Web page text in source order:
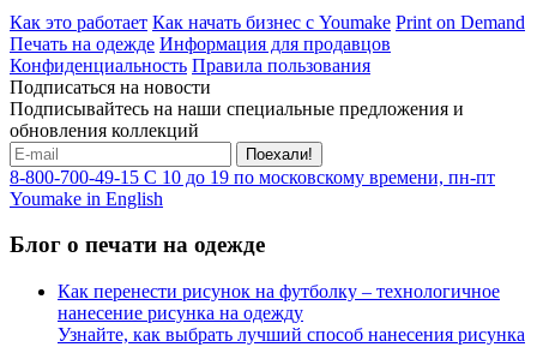
Как это работает Как начать бизнес с Youmake Print on Demand
Печать на одежде Информация для продавцов
Конфиденциальность Правила пользования
Подписаться на новости
Подписывайтесь на наши специальные предложения и
обновления коллекций
Поехали!
8-800-700-49-15 С 10 до 19 по московскому времени, пн-пт
Youmake in English
Блог о печати на одежде
Как перенести рисунок на футболку – технологичное
нанесение рисунка на одежду
Узнайте, как выбрать лучший способ нанесения рисунка